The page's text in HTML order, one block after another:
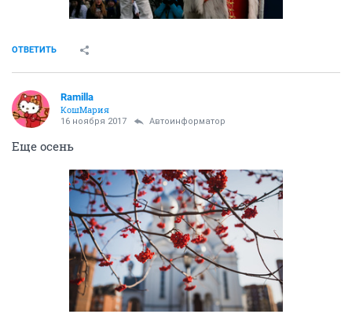
ОТВЕТИТЬ
Ramilla
КошМария
16 ноября 2017 Автоинформатор
Еще осень